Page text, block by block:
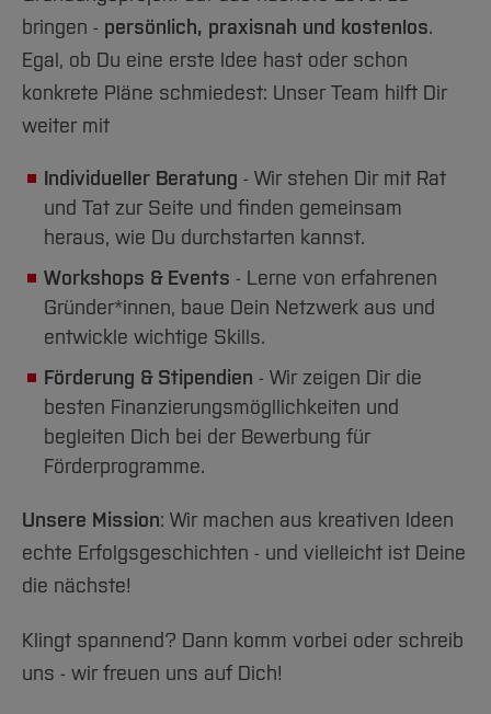
Arbeiten im FB G
Forschung und Projekte
International
Team
Service
Studiengänge
Studieninteressierte
Studium
Fachgruppen
Forschung und Entwicklung
International
Team
Service
Amtliche Bekanntmachungen
Notfall-Infos
BO Shop
Familiengerechte Hochschule
Gleichstellung
Diskriminierungsfreie Hochschule
Vertretungen
Hochschulbibliothek
Hochschulkommunikation
International Office
Medienzentrum
qed-Stiftung
Zentrale Studienberatung
bringen - persönlich, praxisnah und kostenlos.
Egal, ob Du eine erste Idee hast oder schon
konkrete Pläne schmiedest: Unser Team hilft Dir
weiter mit
Individueller Beratung - Wir stehen Dir mit Rat
und Tat zur Seite und finden gemeinsam
heraus, wie Du durchstarten kannst.
Workshops & Events - Lerne von erfahrenen
Gründer*innen, baue Dein Netzwerk aus und
entwickle wichtige Skills.
Förderung & Stipendien - Wir zeigen Dir die
besten Finanzierungsmögllichkeiten und
begleiten Dich bei der Bewerbung für
Förderprogramme.
Unsere Mission: Wir machen aus kreativen Ideen
echte Erfolgsgeschichten - und vielleicht ist Deine
die nächste!
Klingt spannend? Dann komm vorbei oder schreib
uns - wir freuen uns auf Dich!